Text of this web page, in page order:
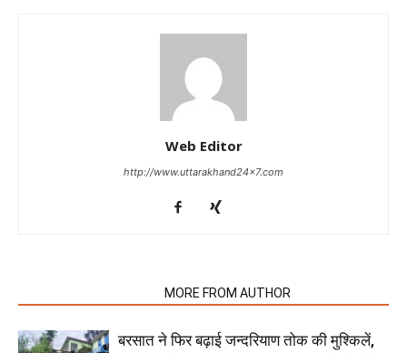
Web Editor
http://www.uttarakhand24x7.com
MORE FROM AUTHOR
बरसात ने फिर बढ़ाई जन्दरियाण तोक की मुश्किलें,